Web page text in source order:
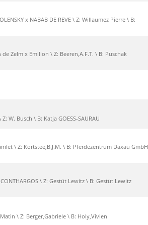
x NABAB DE REVE \ Z: Willaumez Pierre \ B:
Zelm x Emilion \ Z: Beeren,A.F.T. \ B: Puschak
W. Busch \ B: Katja GOESS-SAURAU
\ Z: Kortstee,B.J.M. \ B: Pferdezentrum Daxau GmbH
\ Z: Gestüt Lewitz \ B: Gestüt Lewitz
\ Z: Berger,Gabriele \ B: Holy,Vivien